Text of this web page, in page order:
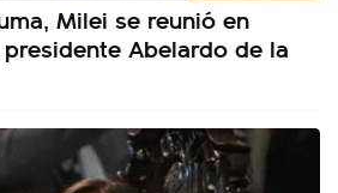
Milei se reunió en
Abelardo de la